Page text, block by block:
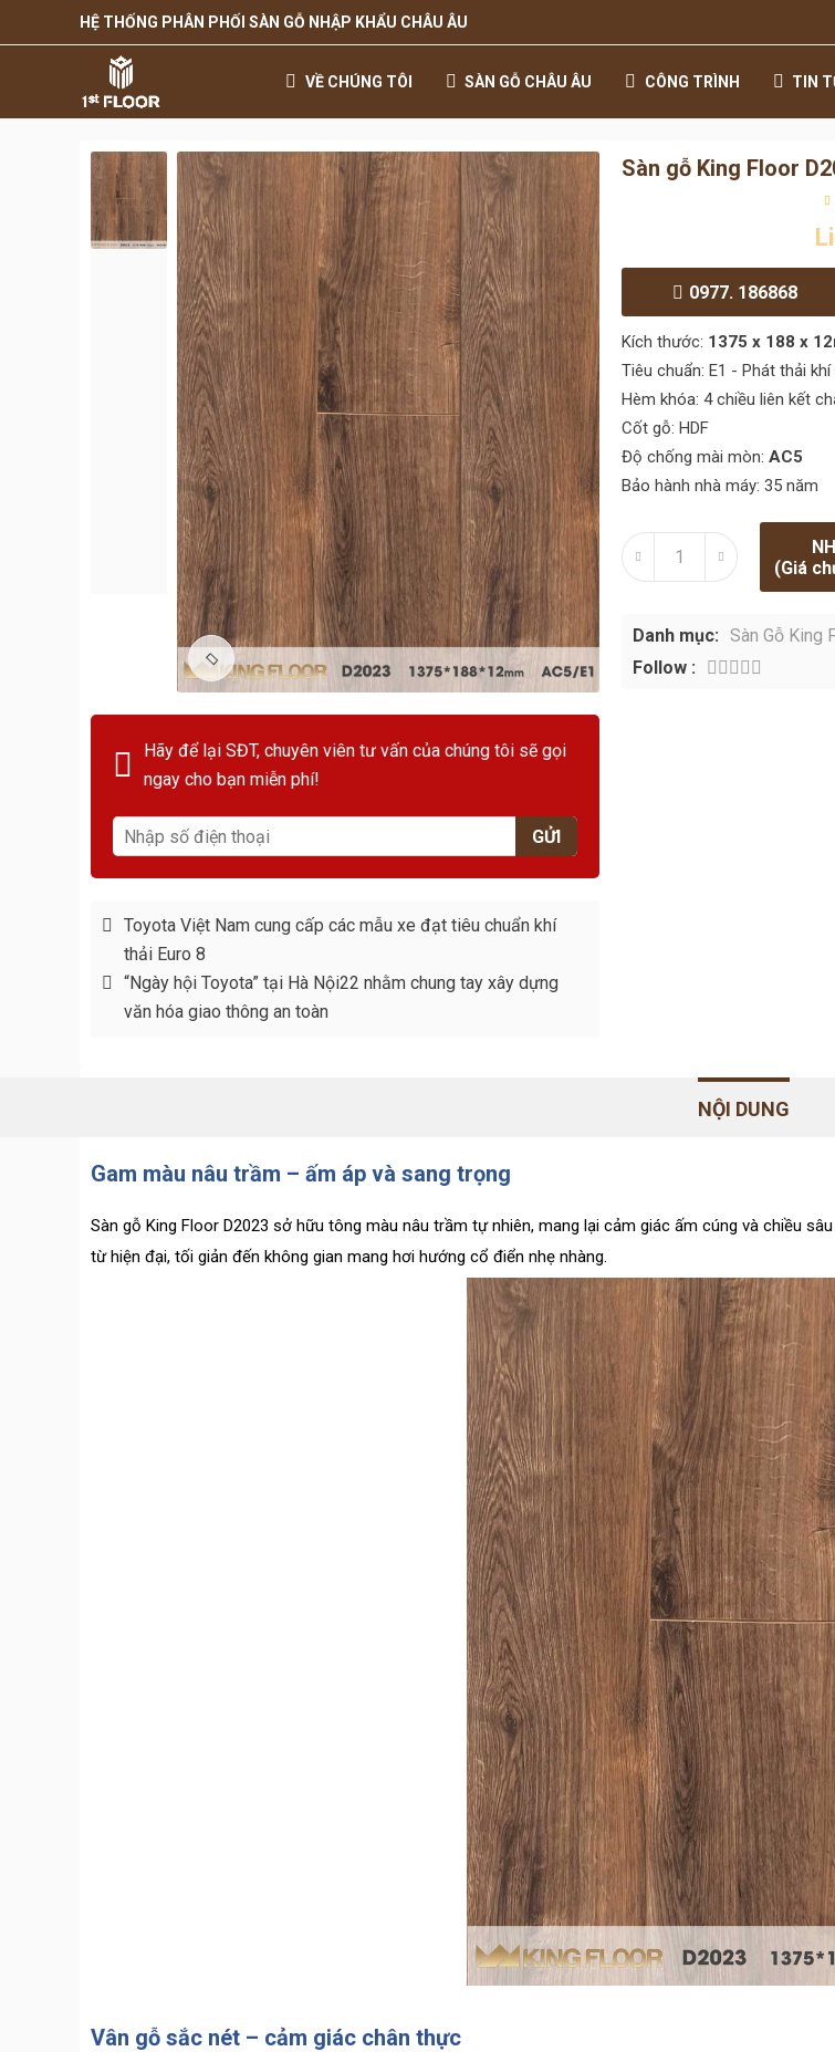
HỆ THỐNG PHÂN PHỐI SÀN GỖ NHẬP KHẨU CHÂU ÂU
VỀ CHÚNG TÔI SÀN GỖ CHÂU ÂU CÔNG TRÌNH TIN
Hãy để lại SĐT, chuyên viên tư vấn của chúng tôi sẽ gọi
ngay cho bạn miễn phí!
GỬI
Toyota Việt Nam cung cấp các mẫu xe đạt tiêu chuẩn khí
thải Euro 8
“Ngày hội Toyota” tại Hà Nội22 nhằm chung tay xây dựng
văn hóa giao thông an toàn
Sàn gỗ King Floor
0977. 186868
Kích thước: 1375 x 188 x
Tiêu chuẩn: E1 - Phát thải
Hèm khóa: 4 chiều liên kết
Cốt gỗ: HDF
Độ chống mài mòn:AC5
Bảo hành nhà máy: 35 năm
(Giá
Danh mục: Sàn Gỗ King
Follow :
NỘI DUNG
Gam màu nâu trầm – ấm áp và sang trọng
Sàn gỗ King Floor D2023 sở hữu tông màu nâu trầm tự nhiên, mang lại cảm giác ấm cúng và chiều
từ hiện đại, tối giản đến không gian mang hơi hướng cổ điển nhẹ nhàng.
Vân gỗ sắc nét – cảm giác chân thực